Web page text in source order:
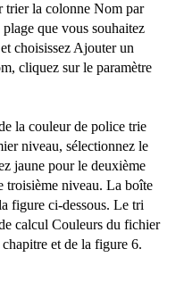
trier la colonne Nom par
que vous souhaitez
choisissez Ajouter un
cliquez sur le paramètre
la couleur de police trie
niveau, sélectionnez le
jaune pour le deuxième
troisième niveau. La boîte
figure ci-dessous. Le tri
calcul Couleurs du fichier
et de la figure 6.